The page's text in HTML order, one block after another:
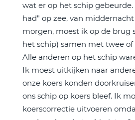
wat er op het schip
had" op zee, van
morgen, moest ik op de brug
het schip) samen met twee
Alle anderen op het schip
Ik moest uitkijken naar
onze koers konden
ons schip op koers bleef. Ik
koerscorrectie uitvoeren